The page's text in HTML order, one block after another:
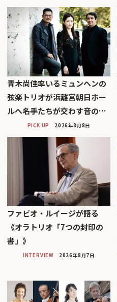
青木尚佳率いるミュンヘンの
弦楽トリオが浜離宮朝日ホー
ルへ――名手たちが交わす音の…
PICK UP 2026年8月8日
ファビオ・ルイージが語る
《オラトリオ「7つの封印の
書」》
INTERVIEW 2026年8月7日